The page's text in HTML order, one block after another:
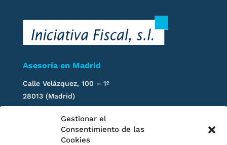
Gestionar el
Consentimiento de las
Cookies
Asesoría en Madrid
Calle Velázquez, 100 – 1º
28013 (Madrid)
Teléfono: 911 610 359
Asesoría en Fuenlabrada